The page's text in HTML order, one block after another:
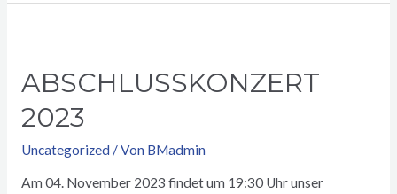
ABSCHLUSSKONZERT
2023
Uncategorized / Von BMadmin
Am 04. November 2023 findet um 19:30 Uhr unser